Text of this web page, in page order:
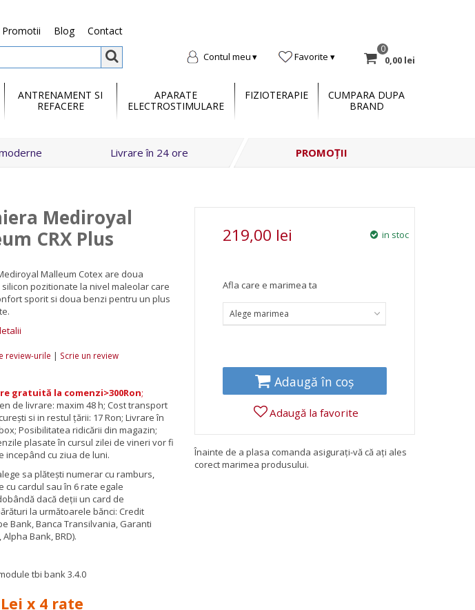
Contact
Blog
Promotii
Contul meu Favorite
0
0,00 lei
ANTRENAMENT SI
REFACERE
APARATE
ELECTROSTIMULARE
FIZIOTERAPIE
CUMPARA DUPA
BRAND
Livrare în 24 ore PROMOȚII
Mediroyal
CRX Plus
Malleum Cotex are doua
pozitionate la nivel maleolar care
sporit si doua benzi pentru un plus
review-urile | Scrie un review
gratuită la comenzi>300Ron;
de livrare: maxim 48 h; Cost transport
si in restul țării: 17 Ron; Livrare în
Posibilitatea ridicării din magazin;
plasate în cursul zilei de vineri vor fi
incepând cu ziua de luni.
sa plăteşti numerar cu ramburs,
cu cardul sau în 6 rate egale
dacă deții un card de
la următoarele bănci: Credit
Bank, Banca Transilvania, Garanti
Alpha Bank, BRD).
Lei x 4 rate
219,00 lei in stoc
Afla care e marimea ta
Alege marimea
Adaugă în coș
Adaugă la favorite
Înainte de a plasa comanda asigurați-vă că ați ales
corect marimea produsului.